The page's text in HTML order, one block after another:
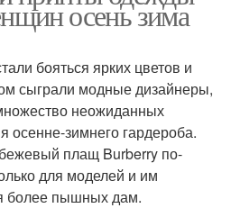
осень зима
бояться ярких цветов и
сыграли модные дизайнеры,
неожиданных
осенне-зимнего гардероба.
плащ Burberry по-
для моделей и им
более пышных дам.